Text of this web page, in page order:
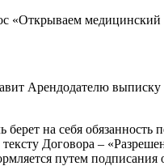
«Открываем
Арендодателю
на себя
Договора –
путем